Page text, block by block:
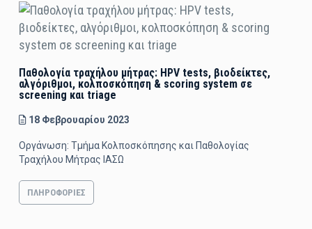
Παθολογία τραχήλου μήτρας: HPV tests, βιοδείκτες,
αλγόριθμοι, κολποσκόπηση & scoring system σε
screening και triage
18 Φεβρουαρίου 2023
Οργάνωση: Τμήμα Κολποσκόπησης και Παθολογίας
Τραχήλου Μήτρας ΙΑΣΩ
ΠΛΗΡΟΦΟΡΊΕΣ